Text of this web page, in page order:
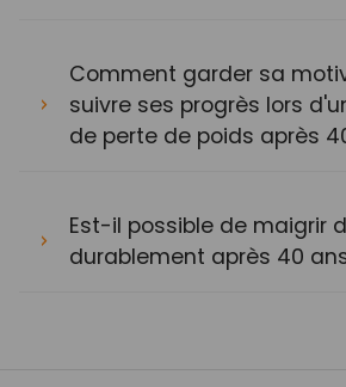
Comment garder sa
suivre ses progrès lors
de perte de poids après
Est-il possible de maigrir
durablement après 40